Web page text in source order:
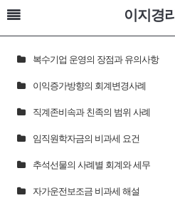
이지경리
복수기업 운영의 장점과 유의사항
이익증가방향의 회계변경사례
직계존비속과 친족의 범위 사례
임직원학자금의 비과세 요건
추석선물의 사례별 회계와 세무
자가운전보조금 비과세 해설